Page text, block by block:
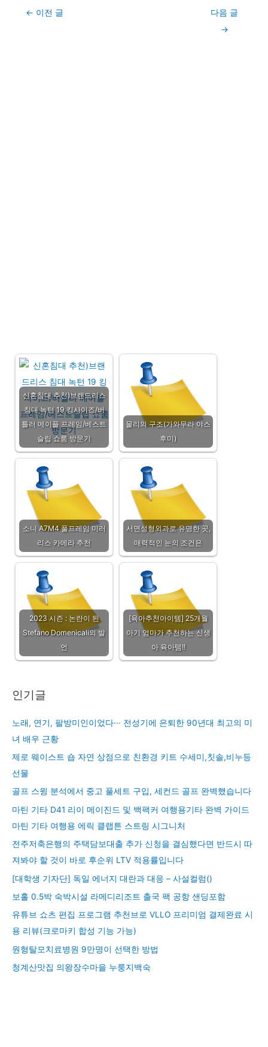
Post← 이전 글
다음 글
→
신혼침대 추천)브랜드리스
침대 녹턴 19 킹사이즈/버
틀러 메이플 프레임/베스트
슬립 쇼룸 방문기
물리의 구조(가와무라 야스
후미)
소니 A7M4 풀프레임 미러
리스 카메라 추천
서면성형외과로 유명한 곳,
매력적인 눈의 조건은
2023 시즌 : 논란이 된
Stefano Domenicali의 발
언
[육아추천아이템] 25개월
아기 엄마가 추천하는 신생
아 육아템!!
인기글
노래, 연기, 팔방미인이었다··· 전성기에 은퇴한 90년대 최고의 미
녀 배우 근황
제로 웨이스트 숍 자연 상점으로 친환경 키트 수세미,칫솔,비누등
선물
골프 스윙 분석에서 중고 풀세트 구입, 세컨드 골프 완벽했습니다
마틴 기타 D41 리이 메이진드 및 백팩커 여행용기타 완벽 가이드
마틴 기타 여행용 에릭 클랩튼 스트링 시그니처
전주저축은행의 주택담보대출 추가 신청을 결심했다면 반드시 따
져봐야 할 것이 바로 후순위 LTV 적용률입니다
[대학생 기자단] 독일 에너지 대란과 대응 – 사설컬럼()
보홀 0.5박 숙박시설 라메디리조트 출국 팩 공항 샌딩포함
유튜브 쇼츠 편집 프로그램 추천브로 VLLO 프리미엄 결제완료 시
용 리뷰(크로마키 합성 기능 가능)
원형탈모치료병원 9만명이 선택한 방법
청계산맛집 의왕장수마을 누룽지백숙